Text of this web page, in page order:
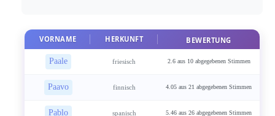
VORNAME HERKUNFT BEWERTUNG
Paale friesisch 2.6 aus 10 abgegebenen Stimmen
Paavo finnisch 4.05 aus 21 abgegebenen Stimmen
Pablo spanisch 5.46 aus 26 abgegebenen Stimmen